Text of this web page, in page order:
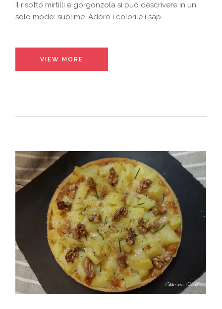
Il risotto mirtilli e gorgonzola si può descrivere in un
solo modo: sublime. Adoro i colori e i sap
VIEW MORE